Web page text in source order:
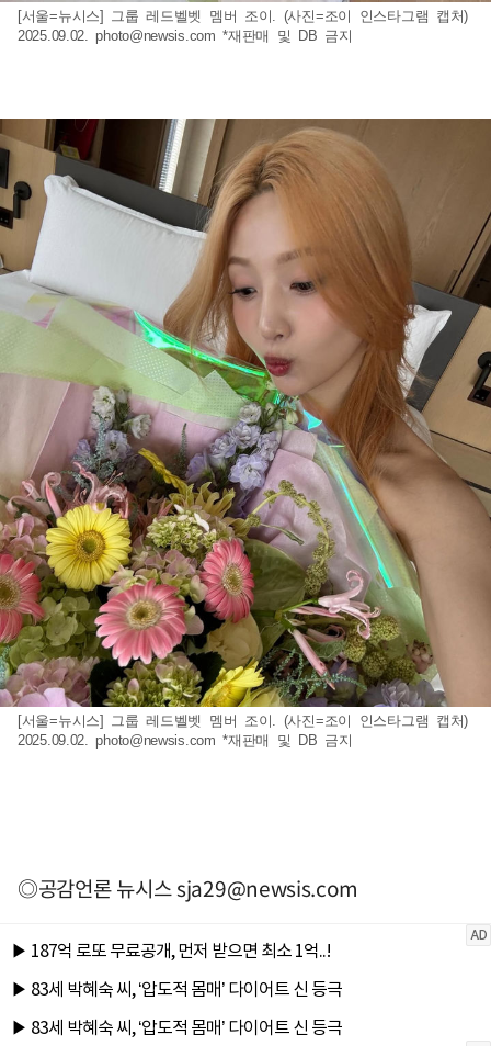
[서울=뉴시스] 그룹 레드벨벳 멤버 조이. (사진=조이 인스타그램 캡처)
2025.09.02.photo@newsis.com *재판매 및 DB 금지
[서울=뉴시스] 그룹 레드벨벳 멤버 조이. (사진=조이 인스타그램 캡처)
2025.09.02.photo@newsis.com *재판매 및 DB 금지
◎공감언론 뉴시스sja29@newsis.com